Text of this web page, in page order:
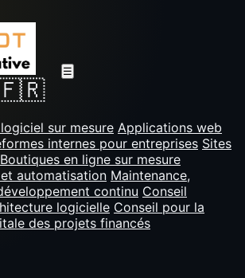
☰
sur mesure Applications web
internes pour entreprises Sites
Boutiques en ligne sur mesure
automatisation Maintenance,
continu Conseil
logicielle Conseil pour la
des projets financés